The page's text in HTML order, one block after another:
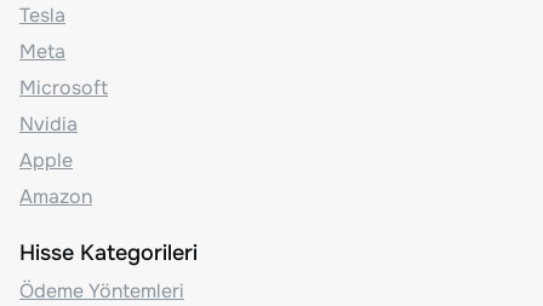
Tesla
Meta
Microsoft
Nvidia
Apple
Amazon
Hisse Kategorileri
Ödeme Yöntemleri